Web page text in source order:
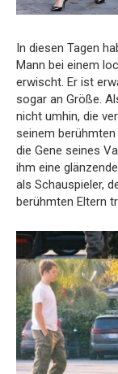
In diesen Tagen
Mann bei einem
erwischt. Er ist
sogar an Größe.
nicht umhin, die
seinem
die Gene seines
ihm eine
als Schauspieler,
berühmten Eltern